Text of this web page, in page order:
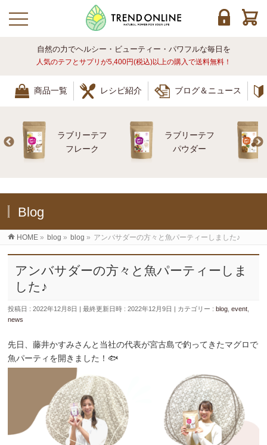
toggle navigation
自然の力でヘルシー・ビューティー・パワフルな毎日を
人気のテフとサプリが5,400円(税込)以上の購入で送料無料！
商品一覧 レシピ紹介 ブログ＆ニュース
ラブリーテフ
フレーク
ラブリーテフ
パウダー
Blog
HOME » blog » blog » アンバサダーの方々と魚パーティーしました♪
アンバサダーの方々と魚パーティーしま
した♪
投稿日 : 2022年12月8日 最終更新日時 : 2022年12月9日 カテゴリー : blog ,event
news
先日、藤井かすみさんと当社の代表が宮古島で釣ってきたマグロで
魚パーティを開きました！🐟